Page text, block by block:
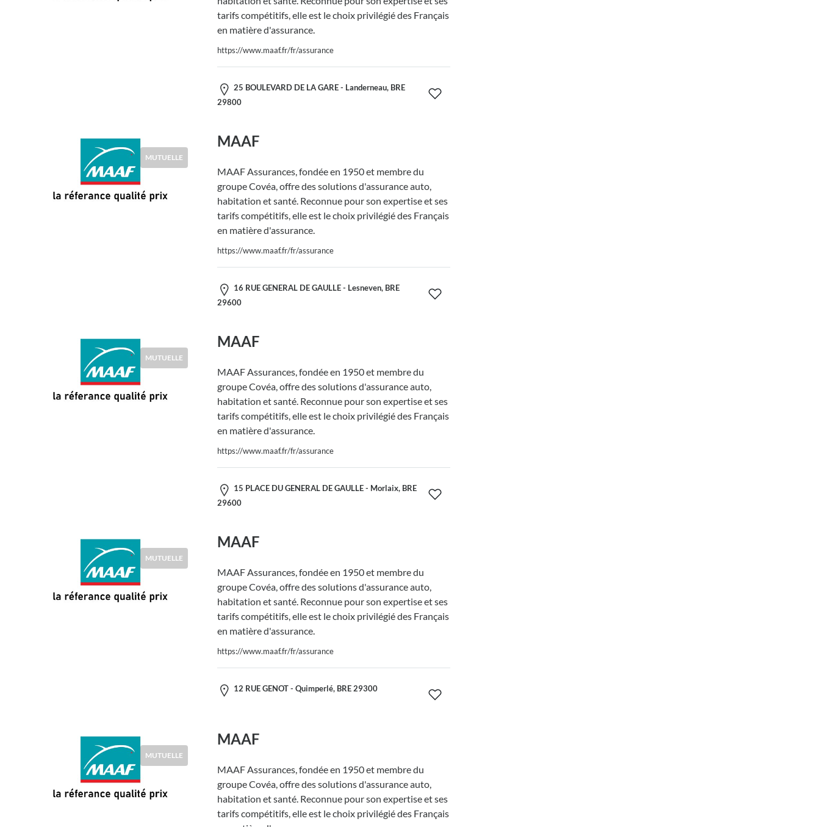
tarifs compétitifs, elle est le choix privilégié des Français
en matière d'assurance.
https://www.maaf.fr/fr/assurance
25 BOULEVARD DE LA GARE - Landerneau, BRE
29800
MUTUELLE
MAAF
MAAF Assurances, fondée en 1950 et membre du
groupe Covéa, offre des solutions d'assurance auto,
habitation et santé. Reconnue pour son expertise et ses
tarifs compétitifs, elle est le choix privilégié des Français
en matière d'assurance.
https://www.maaf.fr/fr/assurance
16 RUE GENERAL DE GAULLE - Lesneven, BRE
29600
MUTUELLE
MAAF
MAAF Assurances, fondée en 1950 et membre du
groupe Covéa, offre des solutions d'assurance auto,
habitation et santé. Reconnue pour son expertise et ses
tarifs compétitifs, elle est le choix privilégié des Français
en matière d'assurance.
https://www.maaf.fr/fr/assurance
15 PLACE DU GENERAL DE GAULLE - Morlaix, BRE
29600
MUTUELLE
MAAF
MAAF Assurances, fondée en 1950 et membre du
groupe Covéa, offre des solutions d'assurance auto,
habitation et santé. Reconnue pour son expertise et ses
tarifs compétitifs, elle est le choix privilégié des Français
en matière d'assurance.
https://www.maaf.fr/fr/assurance
12 RUE GENOT - Quimperlé, BRE 29300
MUTUELLE
MAAF
MAAF Assurances, fondée en 1950 et membre du
groupe Covéa, offre des solutions d'assurance auto,
habitation et santé. Reconnue pour son expertise et ses
tarifs compétitifs, elle est le choix privilégié des Français